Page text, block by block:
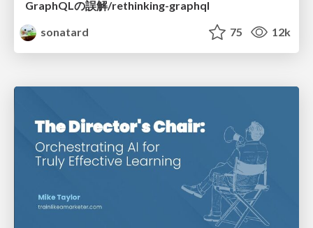
GraphQLの誤解/rethinking-graphql
sonatard
75 12k